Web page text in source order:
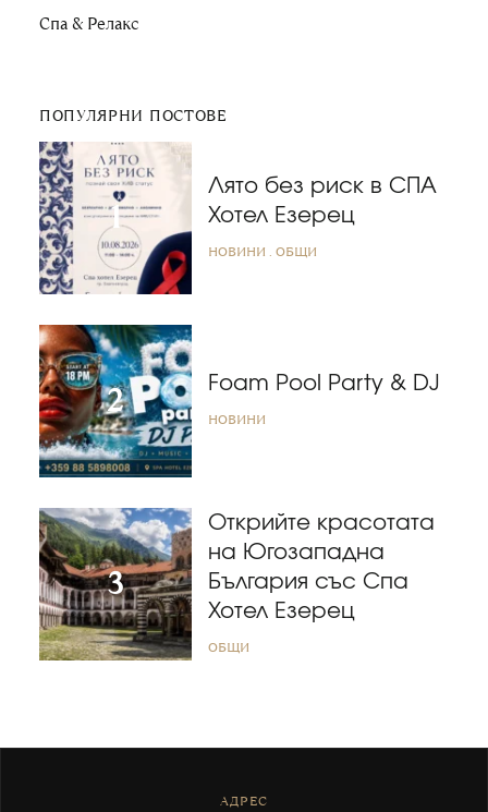
Спа & Релакс
ПОПУЛЯРНИ ПОСТОВЕ
Лято без риск в СПА
Хотел Езерец
НОВИНИ ОБЩИ
Foam Pool Party & DJ
НОВИНИ
Открийте красотата
на Югозападна
България със Спа
Хотел Езерец
ОБЩИ
АДРЕС